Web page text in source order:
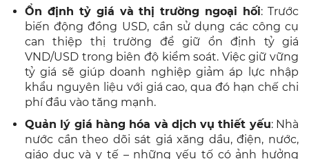
Ổn định tỷ giá và thị trường ngoại hối: Trước
biến động đồng USD, cần sử dụng các công cụ
can thiệp thị trường để giữ ổn định tỷ giá
VND/USD trong biên độ kiểm soát. Việc giữ vững
tỷ giá sẽ giúp doanh nghiệp giảm áp lực nhập
khẩu nguyên liệu với giá cao, qua đó hạn chế chi
phí đầu vào tăng mạnh.
Quản lý giá hàng hóa và dịch vụ thiết yếu: Nhà
nước cần theo dõi sát giá xăng dầu, điện, nước,
giáo dục và y tế – những yếu tố có ảnh hưởng